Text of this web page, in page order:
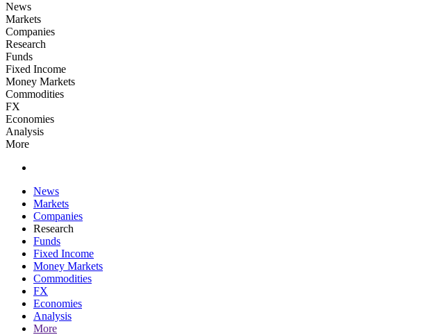
News
Markets
Companies
Research
Funds
Fixed Income
Money Markets
Commodities
FX
Economies
Analysis
More
News
Markets
Companies
Research
Funds
Fixed Income
Money Markets
Commodities
FX
Economies
Analysis
More